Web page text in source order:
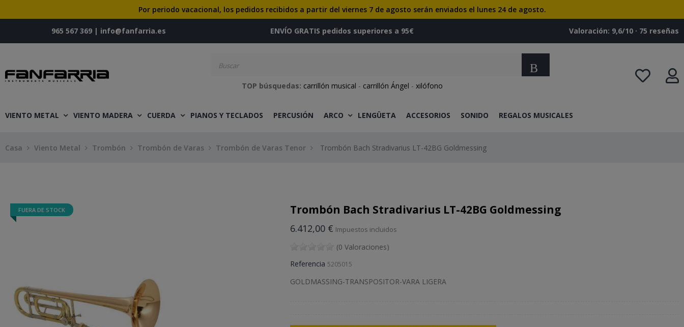
Por periodo vacacional, los pedidos recibidos a partir del viernes 7 de agosto serán enviados el lunes 24 de agosto.
965 567 369 | info@fanfarria.es ENVÍO GRATIS pedidos superiores a 95€ Valoración: 9,6/10 · ‎75 reseñas
Buscar
TOP búsquedas: carrillón musical - carrillón Ángel - xilófono
VIENTO METAL VIENTO MADERA CUERDA PIANOS Y TECLADOS PERCUSIÓN ARCO LENGÜETA ACCESORIOS SONIDO REGALOS MUSICALES
Casa Viento Metal Trombón Trombón de Varas Trombón de Varas Tenor Trombón Bach Stradivarius LT-42BG Goldmessing
FUERA DE STOCK Trombón Bach Stradivarius LT-42BG Goldmessing
6.412,00 € Impuestos incluidos
(0 Valoraciones)
Referencia 5205015
GOLDMASSING-TRANSPOSITOR-VARA LIGERA